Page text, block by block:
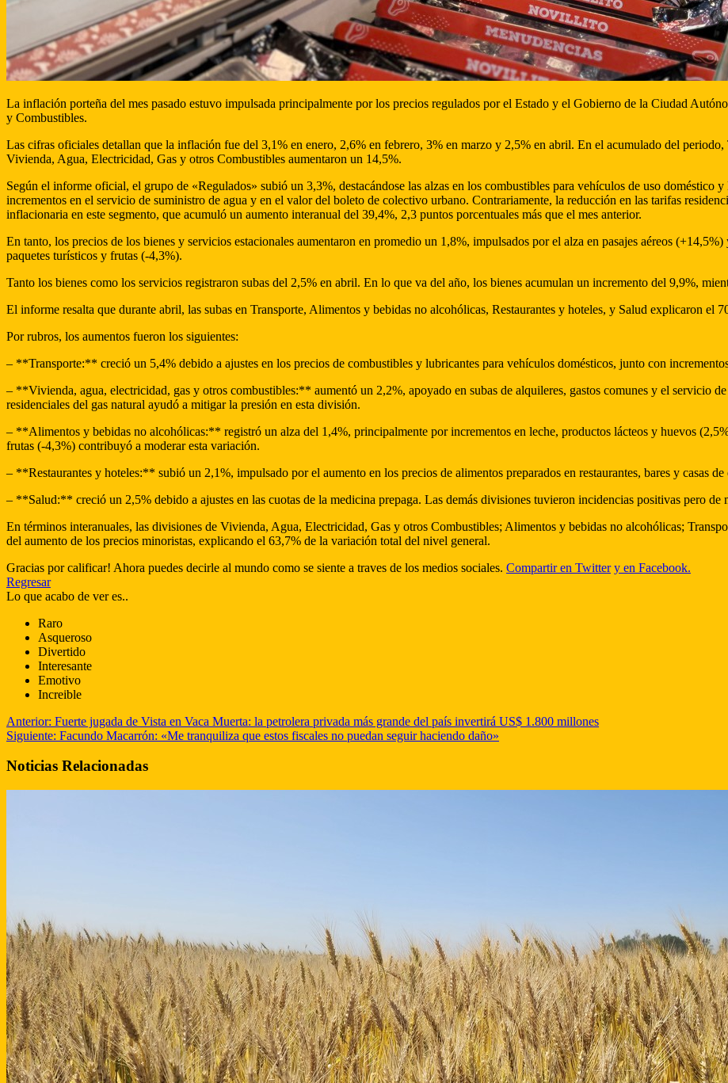
La inflación porteña del mes pasado estuvo impulsada principalmente por los precios regulados por el Estado y el Gobierno de la Ciudad
y Combustibles.
Las cifras oficiales detallan que la inflación fue del 3,1% en enero, 2,6% en febrero, 3% en marzo y 2,5% en abril. En el acumulado del
Vivienda, Agua, Electricidad, Gas y otros Combustibles aumentaron un 14,5%.
Según el informe oficial, el grupo de «Regulados» subió un 3,3%, destacándose las alzas en los combustibles para vehículos de uso doméstico
incrementos en el servicio de suministro de agua y en el valor del boleto de colectivo urbano. Contrariamente, la reducción en las tarifas
inflacionaria en este segmento, que acumuló un aumento interanual del 39,4%, 2,3 puntos porcentuales más que el mes anterior.
En tanto, los precios de los bienes y servicios estacionales aumentaron en promedio un 1,8%, impulsados por el alza en pasajes aéreos
paquetes turísticos y frutas (-4,3%).
Tanto los bienes como los servicios registraron subas del 2,5% en abril. En lo que va del año, los bienes acumulan un incremento del 9,9%,
El informe resalta que durante abril, las subas en Transporte, Alimentos y bebidas no alcohólicas, Restaurantes y hoteles, y Salud explicaron el
Por rubros, los aumentos fueron los siguientes:
– **Transporte:** creció un 5,4% debido a ajustes en los precios de combustibles y lubricantes para vehículos domésticos, junto con
– **Vivienda, agua, electricidad, gas y otros combustibles:** aumentó un 2,2%, apoyado en subas de alquileres, gastos comunes y el servicio
residenciales del gas natural ayudó a mitigar la presión en esta división.
– **Alimentos y bebidas no alcohólicas:** registró un alza del 1,4%, principalmente por incrementos en leche, productos lácteos y huevos
frutas (-4,3%) contribuyó a moderar esta variación.
– **Restaurantes y hoteles:** subió un 2,1%, impulsado por el aumento en los precios de alimentos preparados en restaurantes, bares y casas de
– **Salud:** creció un 2,5% debido a ajustes en las cuotas de la medicina prepaga. Las demás divisiones tuvieron incidencias positivas pero de
En términos interanuales, las divisiones de Vivienda, Agua, Electricidad, Gas y otros Combustibles; Alimentos y bebidas no alcohólicas;
del aumento de los precios minoristas, explicando el 63,7% de la variación total del nivel general.
Gracias por calificar! Ahora puedes decirle al mundo como se siente a traves de los medios sociales. Compartir en Twitter y en Facebook.
Regresar
Lo que acabo de ver es..
Raro
Asqueroso
Divertido
Interesante
Emotivo
Increible
Anterior: Fuerte jugada de Vista en Vaca Muerta: la petrolera privada más grande del país invertirá US$ 1.800 millones
Siguiente: Facundo Macarrón: «Me tranquiliza que estos fiscales no puedan seguir haciendo daño»
Noticias Relacionadas